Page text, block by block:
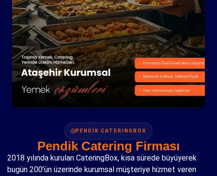
PENDİK CATERINGBOX
Pendik Catering Firması
2018 yılında kurulan CateringBox, kısa sürede büyüyerek
bugün 200’ün üzerinde kurumsal müşteriye hizmet veren